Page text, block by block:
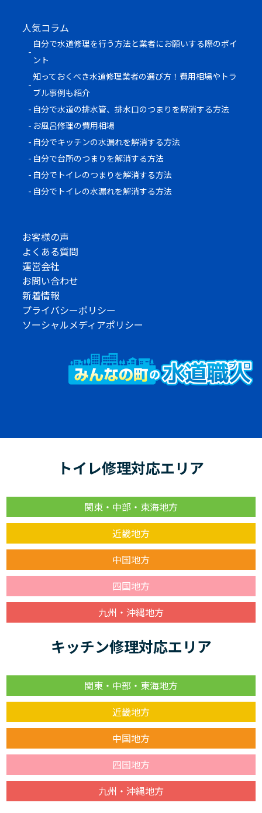
人気コラム
自分で水道修理を行う方法と業者にお願いする際のポイ
ント
知っておくべき水道修理業者の選び方！費用相場やトラ
ブル事例も紹介
自分で水道の排水管、排水口のつまりを解消する方法
お風呂修理の費用相場
自分でキッチンの水漏れを解消する方法
自分で台所のつまりを解消する方法
自分でトイレのつまりを解消する方法
自分でトイレの水漏れを解消する方法
お客様の声
よくある質問
運営会社
お問い合わせ
新着情報
プライバシーポリシー
ソーシャルメディアポリシー
トイレ修理対応エリア
関東・中部・東海地方
近畿地方
中国地方
四国地方
九州・沖縄地方
キッチン修理対応エリア
関東・中部・東海地方
近畿地方
中国地方
四国地方
九州・沖縄地方